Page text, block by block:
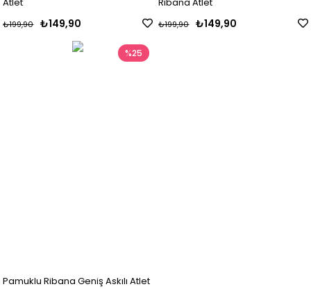
₺149,90
₺199,90 ₺149,90
₺199,90
Pamuklu Ribana Geniş Askılı Atlet
%25